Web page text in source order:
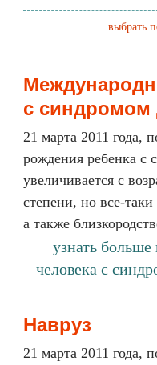
выбрать
с синдромом
21 марта 2011 года,
рождения ребенка с
увеличивается с
степени, но все-таки
а также
узнать
человека с
Навруз
21 марта 2011 года,